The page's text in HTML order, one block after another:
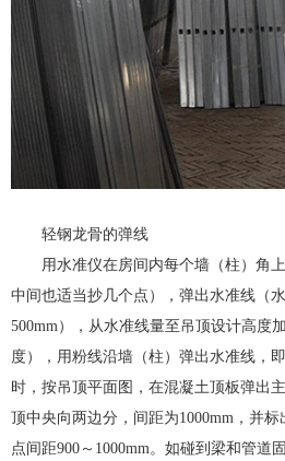
轻钢龙骨的弹线
用水准仪在房间内每个墙（柱）角
中间也适当抄几个点），弹出水准线（
500mm），从水准线量至吊顶设计高度
度），用粉线沿墙（柱）弹出水准线，
时，按吊顶平面图，在混凝土顶板弹出
顶中央向两边分，间距为1000mm，并
点间距900～1000mm。如碰到梁和管道